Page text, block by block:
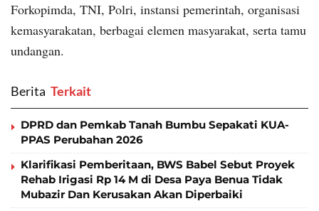
Forkopimda, TNI, Polri, instansi pemerintah, organisasi
kemasyarakatan, berbagai elemen masyarakat, serta tamu
undangan.
Berita ‎ Terkait
DPRD dan Pemkab Tanah Bumbu Sepakati KUA-
PPAS Perubahan 2026
Klarifikasi Pemberitaan, BWS Babel Sebut Proyek
Rehab Irigasi Rp 14 M di Desa Paya Benua Tidak
Mubazir Dan Kerusakan Akan Diperbaiki